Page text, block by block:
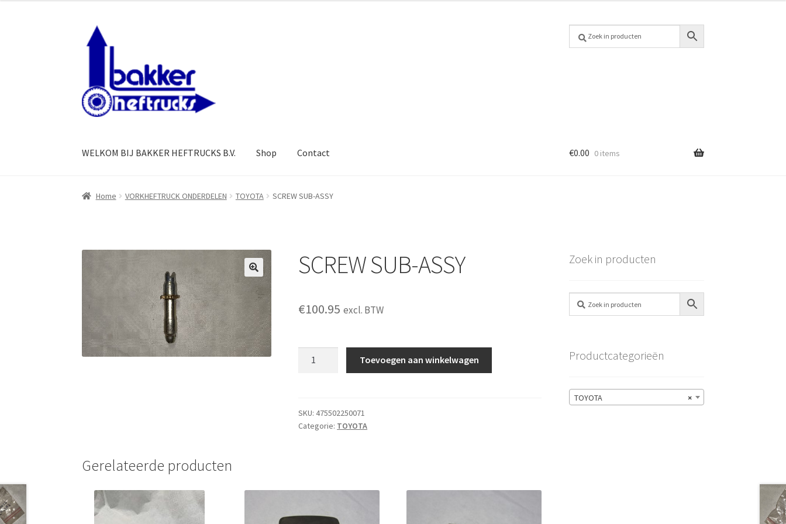
door
navigatie
naar
WELKOM BIJ BAKKER HEFTRUCKS B.V. Shop Contact €0.00 0 items
Home VORKHEFTRUCK ONDERDELEN TOYOTA SCREW SUB-ASSY
SCREW SUB-ASSY
€100.95 excl. BTW
Toevoegen aan winkelwagen
SKU:475502250071
Categorie: TOYOTA
Gerelateerde producten
Zoek in producten
Productcategorieën
×
TOYOTA